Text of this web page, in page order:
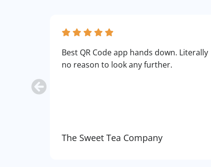
Best QR Code app hands down. Literally
no reason to look any further.
The Sweet Tea Company